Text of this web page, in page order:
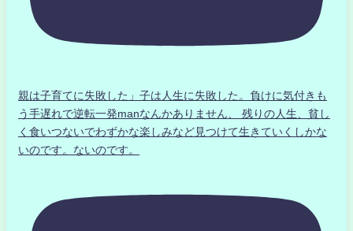
親は子育てに失敗した」子は人生に失敗した。負けに気付きも
う手遅れで逆転一発manなんかありません、 残りの人生、貧し
く食いつないでわずかな楽しみなど見つけて生きていくしかな
いのです。ないのです。